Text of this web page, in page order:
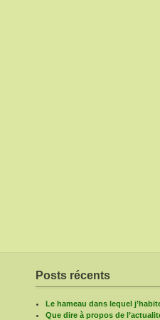
Posts récents
Le hameau dans lequel
Que dire à propos de